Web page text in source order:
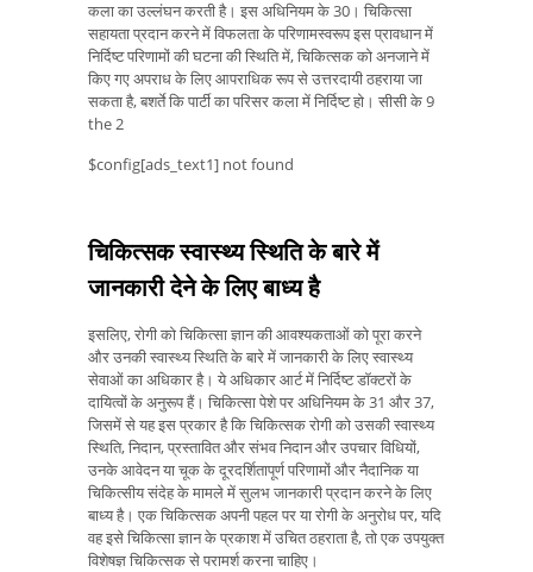
कला का उल्लंघन करती है। इस अधिनियम के 30। चिकित्सा
सहायता प्रदान करने में विफलता के परिणामस्वरूप इस प्रावधान में
निर्दिष्ट परिणामों की घटना की स्थिति में, चिकित्सक को अनजाने में
किए गए अपराध के लिए आपराधिक रूप से उत्तरदायी ठहराया जा
सकता है, बशर्ते कि पार्टी का परिसर कला में निर्दिष्ट हो। सीसी के 9
the 2
$config[ads_text1] not found
चिकित्सक स्वास्थ्य स्थिति के बारे में
जानकारी देने के लिए बाध्य है
इसलिए, रोगी को चिकित्सा ज्ञान की आवश्यकताओं को पूरा करने
और उनकी स्वास्थ्य स्थिति के बारे में जानकारी के लिए स्वास्थ्य
सेवाओं का अधिकार है। ये अधिकार आर्ट में निर्दिष्ट डॉक्टरों के
दायित्वों के अनुरूप हैं। चिकित्सा पेशे पर अधिनियम के 31 और 37,
जिसमें से यह इस प्रकार है कि चिकित्सक रोगी को उसकी स्वास्थ्य
स्थिति, निदान, प्रस्तावित और संभव निदान और उपचार विधियों,
उनके आवेदन या चूक के दूरदर्शितापूर्ण परिणामों और नैदानिक ​​या
चिकित्सीय संदेह के मामले में सुलभ जानकारी प्रदान करने के लिए
बाध्य है। एक चिकित्सक अपनी पहल पर या रोगी के अनुरोध पर, यदि
वह इसे चिकित्सा ज्ञान के प्रकाश में उचित ठहराता है, तो एक उपयुक्त
विशेषज्ञ चिकित्सक से परामर्श करना चाहिए।